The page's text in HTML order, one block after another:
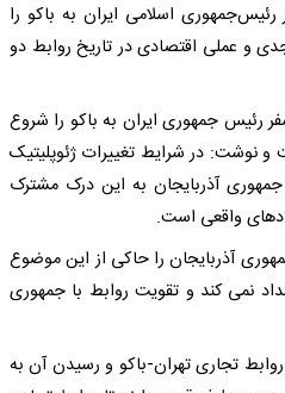
اسلامی ایران به باکو را
و عملی اقتصادی در تاریخ روابط دو
رئیس جمهوری ایران به باکو را شروع
در شرایط تغییرات ژئوپلیتیک
جمهوری آذربایجان به این درک مشترک
واقعی است.
آذربایجان را حاکی از این موضوع
نمی کند و تقویت روابط با جمهوری
به افزایش ۲۰ درصدی روابط تجاری تهران-باکو و رسیدن آن به